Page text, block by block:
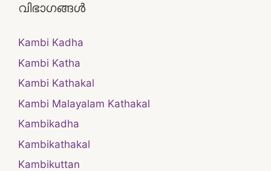
വിഭാഗങ്ങൾ
Kambi Kadha
Kambi Katha
Kambi Kathakal
Kambi Malayalam Kathakal
Kambikadha
Kambikathakal
Kambikuttan